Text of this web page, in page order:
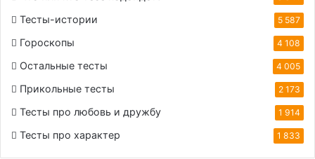
Тесты-истории 5 587
Гороскопы 4 108
Остальные тесты 4 005
Прикольные тесты 2 173
Тесты про любовь и дружбу 1 914
Тесты про характер 1 833